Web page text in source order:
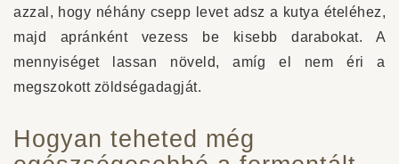
azzal, hogy néhány csepp levet adsz a kutya ételéhez,
majd apránként vezess be kisebb darabokat. A
mennyiséget lassan növeld, amíg el nem éri a
megszokott zöldségadagját.
Hogyan teheted még